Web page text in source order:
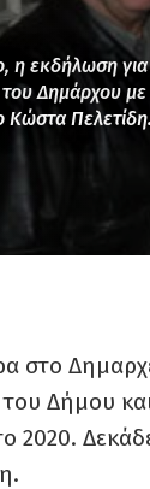
εκδήλωση για
Δημάρχου με
Κώστα Πελετίδη.
στο
του Δήμου
2020.